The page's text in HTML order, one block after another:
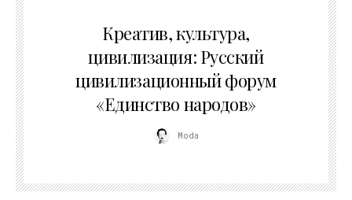
Креатив, культура,
цивилизация: Русский
цивилизационный форум
«Единство народов»
Moda